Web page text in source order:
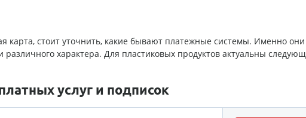
карта, стоит уточнить, какие бывают платежные системы. Именно они
характера. Для пластиковых продуктов актуальны
услуг и подписок